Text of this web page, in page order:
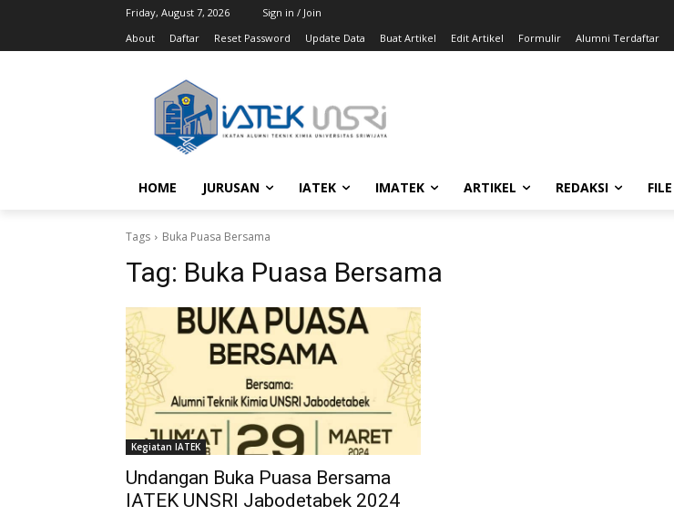
Friday, August 7, 2026
Sign in / Join
About
Daftar Reset Password Update Data Buat Artikel Edit Artikel Formulir Alumni Terdaftar
HOME JURUSAN IATEK IMATEK ARTIKEL REDAKSI FILE
Tags Buka Puasa Bersama
Tag: Buka Puasa Bersama
Kegiatan IATEK
Undangan Buka Puasa Bersama
IATEK UNSRI Jabodetabek 2024